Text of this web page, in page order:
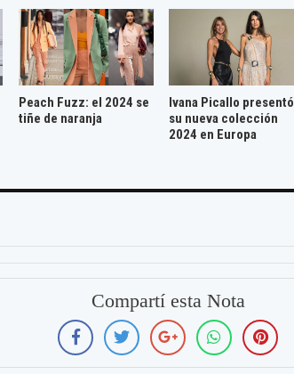
Peach Fuzz: el 2024 se
tiñe de naranja
Ivana Picallo presentó
su nueva colección
2024 en Europa
Compartí esta Nota